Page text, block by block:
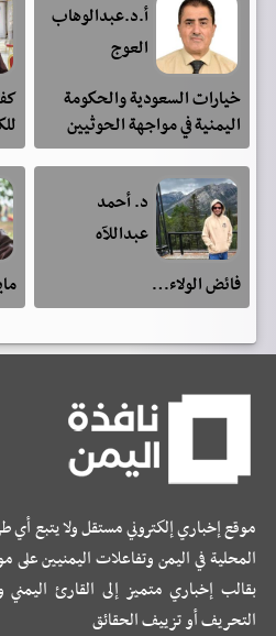
أ.د.عبدالوهاب
العوج
خيارات السعودية والحكومة
اليمنية في مواجهة الحوثيين
د. أحمد
عبداللآه
فائض الولاء…
موقع إخباري إلكتروني مستقل ولا يتبع
المحلية في اليمن وتفاعلات اليمنيين على
بقالب إخباري متميز إلى القارئ
التحريف أو تزييف الحقائق